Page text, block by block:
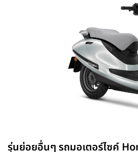
รุ่นย่อยอื่นๆ รถมอเตอร์ไซค์